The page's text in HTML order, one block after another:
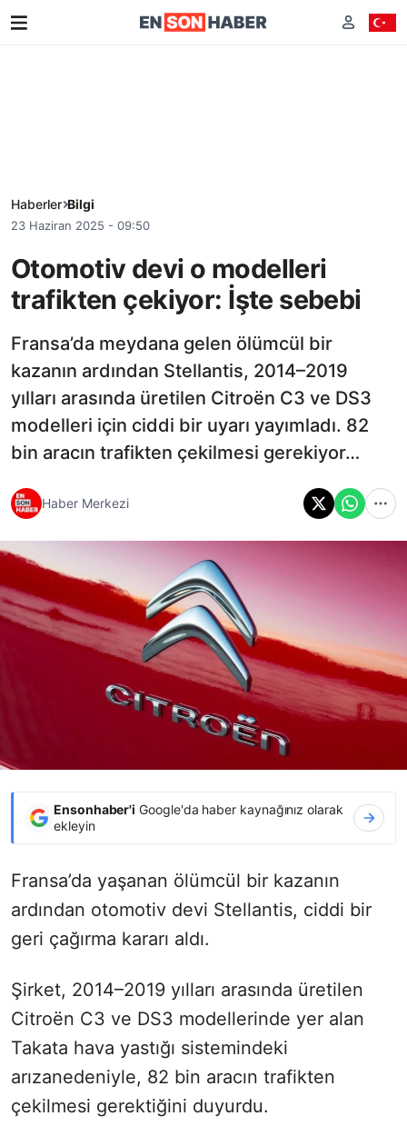
Haberler Bilgi
23 Haziran 2025 - 09:50
Otomotiv devi o modelleri
trafikten çekiyor: İşte sebebi
Fransa’da meydana gelen ölümcül bir
kazanın ardından Stellantis, 2014–2019
yılları arasında üretilen Citroën C3 ve DS3
modelleri için ciddi bir uyarı yayımladı. 82
bin aracın trafikten çekilmesi gerekiyor…
Haber Merkezi
Ensonhaber'i Google'da haber kaynağınız olarak
ekleyin
Fransa’da yaşanan ölümcül bir kazanın
ardından otomotiv devi Stellantis, ciddi bir
geri çağırma kararı aldı.
Şirket, 2014–2019 yılları arasında üretilen
Citroën C3 ve DS3 modellerinde yer alan
Takata hava yastığı sistemindeki
arızanedeniyle, 82 bin aracın trafikten
çekilmesi gerektiğini duyurdu.